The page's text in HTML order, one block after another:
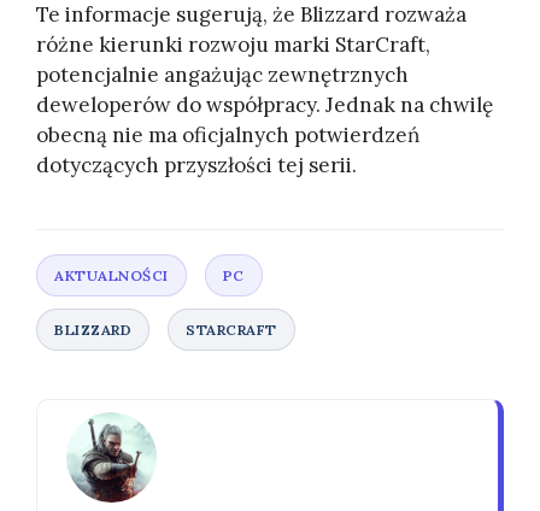
Te informacje sugerują, że Blizzard rozważa
różne kierunki rozwoju marki StarCraft,
potencjalnie angażując zewnętrznych
deweloperów do współpracy. Jednak na chwilę
obecną nie ma oficjalnych potwierdzeń
dotyczących przyszłości tej serii.